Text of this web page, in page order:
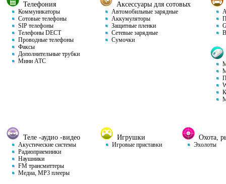
Телефония
Коммуникаторы
Сотовые телефоны
SIP телефоны
Телефоны DECT
Проводные телефоны
Факсы
Дополнительные трубки
Мини АТС
Аксессуары для сотовых
Автомобильные зарядные
Аккумуляторы
Защитные пленки
Сетевые зарядные
Сумочки
Теле -аудио -видео
Акустические системы
Радиоприемники
Наушники
FM трансмиттеры
Медиа, MP3 плееры
Игрушки
Игровые приставки
Охота,
Эхолоты